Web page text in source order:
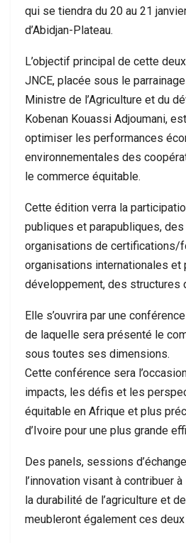
qui se tiendra du 20 au 21
d’Abidjan-Plateau.
L’objectif principal de cette
JNCE, placée sous le
Ministre de l’Agriculture et du
Kobenan Kouassi Adjoumani,
optimiser les performances
environnementales des
le commerce équitable.
Cette édition verra la
publiques et parapubliques,
organisations de certifications/
organisations internationales et
développement, des structures
Elle s’ouvrira par une
de laquelle sera présenté le
sous toutes ses dimensions.
Cette conférence sera
impacts, les défis et les
équitable en Afrique et plus
d’Ivoire pour une plus grande
Des panels, sessions
l’innovation visant à contribuer
la durabilité de l’agriculture et
meubleront également ces